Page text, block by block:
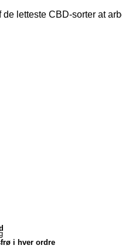
letteste CBD-sorter at
i hver ordre